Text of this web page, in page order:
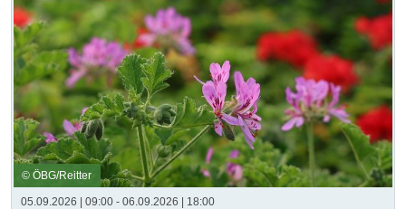
© ÖBG/Reitter
05.09.2026 | 09:00 - 06.09.2026 | 18:00